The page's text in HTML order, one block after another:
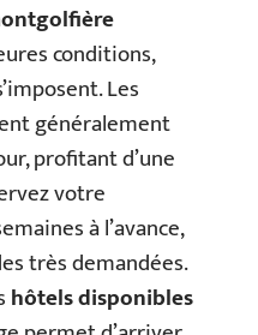
conditions,
Les
généralement
profitant d’une
votre
à l’avance,
très demandées.
hôtels disponibles